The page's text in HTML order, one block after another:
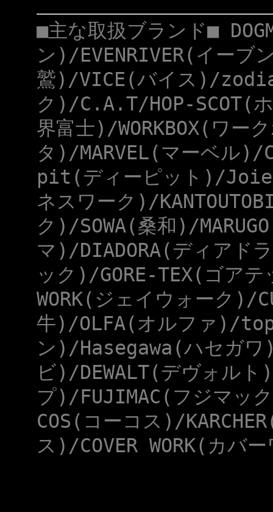
■主な取扱ブランド■
ン)/EVENRIVER(イーブ
鷲)/VICE(バイス)/
ク)/C.A.T/HOP-
界富士)/WORKBOX(ワ
タ)/MARVEL(マーベル
pit(ディーピット)/Joie(
ネスワーク)/
ク)/SOWA(桑和)/
マ)/DIADORA(ディアド
ック)/GORE-TEX(ゴア
WORK(ジェイウォーク)/
牛)/OLFA(オルファ)/
ン)/Hasegawa(ハセガ
ビ)/DEWALT(デヴォル
プ)/FUJIMAC(フジマッ
COS(コーコス)/
ス)/COVER WORK(カ